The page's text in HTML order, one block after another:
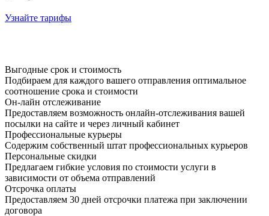
Узнайте тарифы
Выгодные срок и стоимость
Подбираем для каждого вашего отправления оптимальное
соотношение срока и стоимости
Он-лайн отслеживание
Предоставляем возможность онлайн-отслеживания вашей
посылки на сайте и через личный кабинет
Профессиональные курьеры
Содержим собственный штат профессиональных курьеров
Персональные скидки
Предлагаем гибкие условия по стоимости услуги в
зависимости от объема отправлений
Отсрочка оплаты
Предоставляем 30 дней отсрочки платежа при заключении
договора